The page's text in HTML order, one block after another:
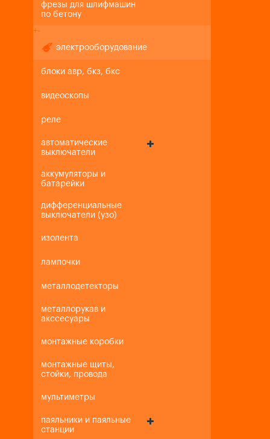
фрезы для шлифмашин
по бетону
+-
электрооборудование
блоки авр, бкз, бкс
видеоскопы
реле
автоматические
выключатели
аккумуляторы и
батарейки
дифференциальные
выключатели (узо)
изолента
лампочки
металлодетекторы
металлорукав и
акссесуары
монтажные коробки
монтажные щиты,
стойки, провода
мультиметры
паяльники и паяльные
станции